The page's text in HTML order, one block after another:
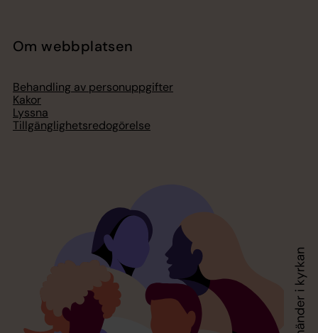
Om webbplatsen
Behandling av personuppgifter
Kakor
Lyssna
Tillgänglighetsredogörelse